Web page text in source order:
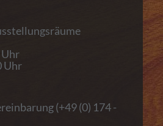
Uhr
Uhr
(+49 (0) 174 -